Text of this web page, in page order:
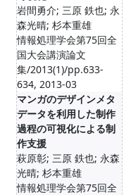
岩間勇介; 三原 鉄也; 永
森光晴; 杉本重雄
情報処理学会第75回全
国大会講演論文
集/2013(1)/pp.633-
634, 2013-03
マンガのデザインメタ
データを利用した制作
過程の可視化による制
作支援
萩原彰; 三原 鉄也; 永森
光晴; 杉本重雄
情報処理学会第75回全